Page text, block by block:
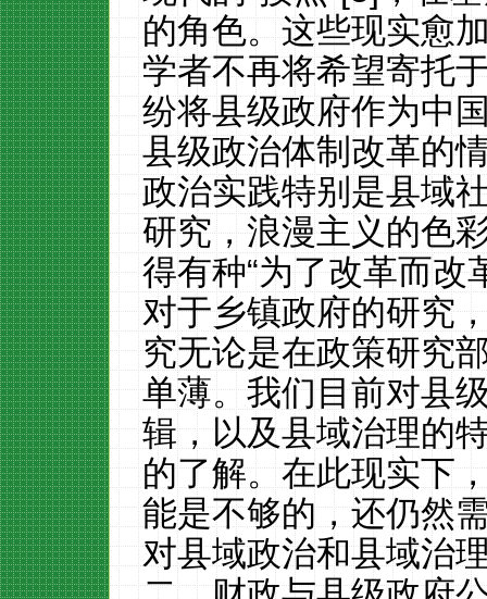
的角色。这些现实愈
学者不再将希望寄托
纷将县级政府作为中
县级政治体制改革的
政治实践特别是县域
研究，浪漫主义的色
得有种“为了改革而改
对于乡镇政府的研究
究无论是在政策研究
单薄。我们目前对县
辑，以及县域治理的
的了解。在此现实下
能是不够的，还仍然
对县域政治和县域治